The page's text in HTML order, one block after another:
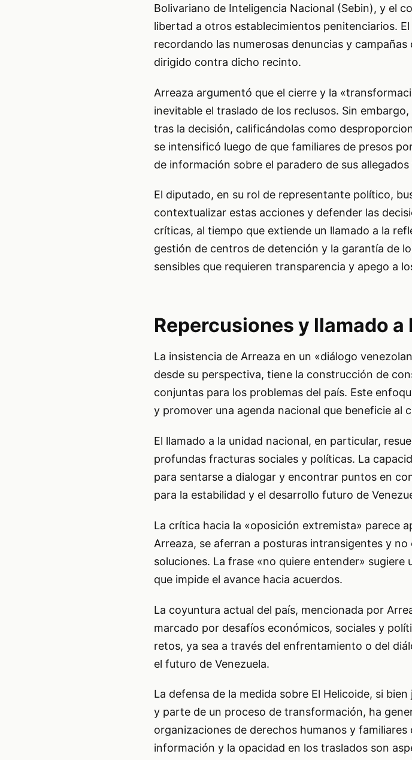
Bolivariano de Inteligencia Nacional (Sebin), y el
libertad a otros establecimientos penitenciarios.
recordando las numerosas denuncias y
dirigido contra dicho recinto.
Arreaza argumentó que el cierre y la
inevitable el traslado de los reclusos. Sin
tras la decisión, calificándolas como
se intensificó luego de que familiares de presos
de información sobre el paradero de sus
El diputado, en su rol de representante político,
contextualizar estas acciones y defender las
críticas, al tiempo que extiende un llamado a la
gestión de centros de detención y la garantía de
sensibles que requieren transparencia y apego a
Repercusiones y llamado a
La insistencia de Arreaza en un «diálogo
desde su perspectiva, tiene la construcción de
conjuntas para los problemas del país. Este
y promover una agenda nacional que beneficie al
El llamado a la unidad nacional, en particular,
profundas fracturas sociales y políticas. La
para sentarse a dialogar y encontrar puntos en
para la estabilidad y el desarrollo futuro de
La crítica hacia la «oposición extremista» parece
Arreaza, se aferran a posturas intransigentes y
soluciones. La frase «no quiere entender»
que impide el avance hacia acuerdos.
La coyuntura actual del país, mencionada por
marcado por desafíos económicos, sociales y
retos, ya sea a través del enfrentamiento o del
el futuro de Venezuela.
La defensa de la medida sobre El Helicoide, si
y parte de un proceso de transformación, ha
organizaciones de derechos humanos y
información y la opacidad en los traslados son